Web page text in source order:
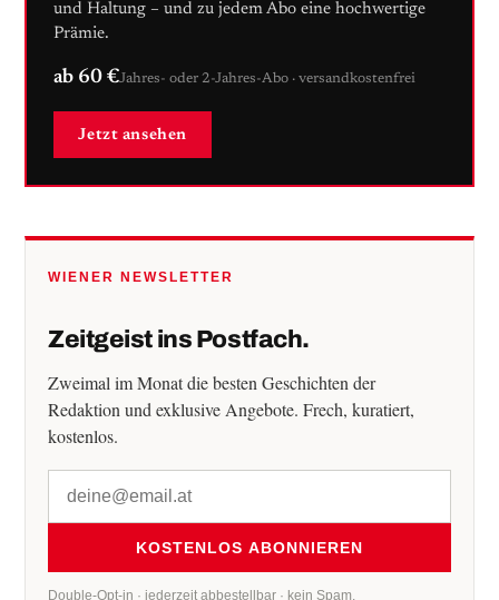
und Haltung – und zu jedem Abo eine hochwertige
Prämie.
ab 60 €Jahres- oder 2-Jahres-Abo · versandkostenfrei
Jetzt ansehen
WIENER NEWSLETTER
Zeitgeist ins Postfach.
Zweimal im Monat die besten Geschichten der
Redaktion und exklusive Angebote. Frech, kuratiert,
kostenlos.
KOSTENLOS ABONNIEREN
Double-Opt-in · jederzeit abbestellbar · kein Spam.